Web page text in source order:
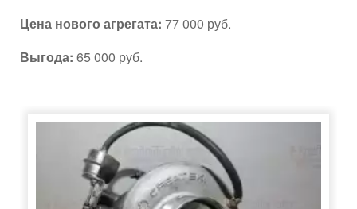
Цена нового агрегата: 77 000 руб.
Выгода: 65 000 руб.